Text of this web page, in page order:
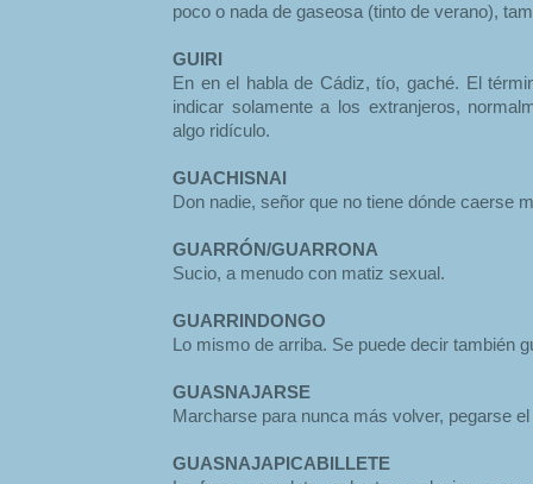
poco o nada de gaseosa (tinto de verano),
GUIRI
En en el habla de Cádiz, tío, gaché. El
indicar solamente a los extranjeros,
algo ridículo.
GUACHISNAI
Don nadie, señor que no tiene dónde caerse
GUARRÓN/GUARRONA
Sucio, a menudo con matiz sexual.
GUARRINDONGO
Lo mismo de arriba. Se puede decir también
GUASNAJARSE
Marcharse para nunca más volver, pegarse el
GUASNAJAPICABILLETE